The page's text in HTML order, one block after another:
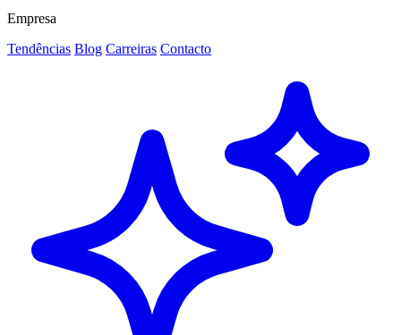
Empresa
Tendências Blog Carreiras Contacto